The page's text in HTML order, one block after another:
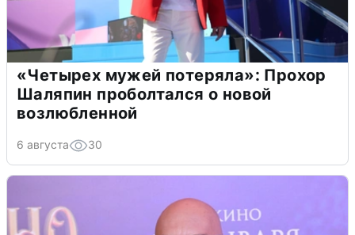
«Четырех мужей потеряла»: Прохор
Шаляпин проболтался о новой
возлюбленной
6 августа 30